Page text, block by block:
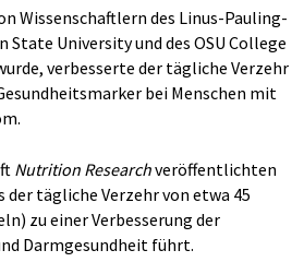
Wissenschaftlern des Linus-Pauling-
University und des OSU College
verbesserte der tägliche Verzehr
bei Menschen mit
Nutrition Researchveröffentlichten
der tägliche Verzehr von etwa 45
zu einer Verbesserung der
Darmgesundheit führt.